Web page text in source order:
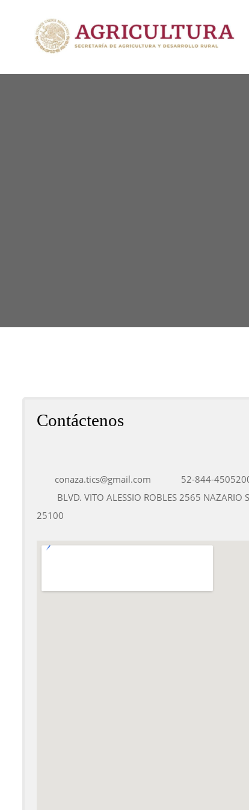
Contáctenos
conaza.tics@gmail.com
52-844-
BLVD. VITO ALESSIO ROBLES 2565 NAZARIO
25100